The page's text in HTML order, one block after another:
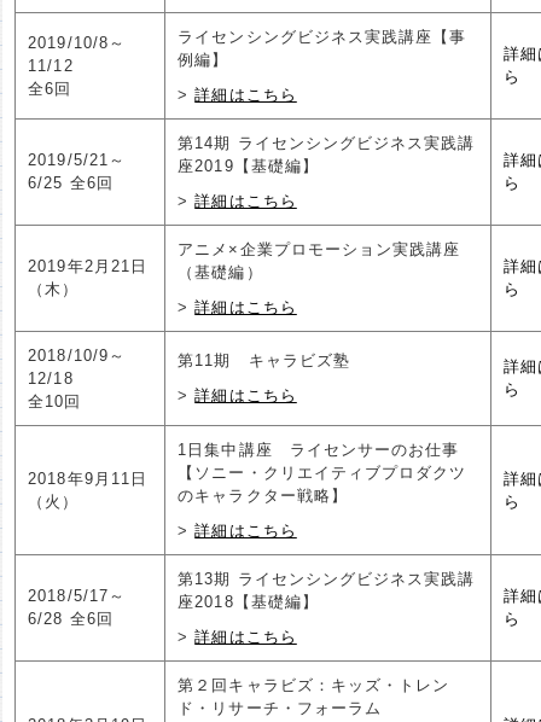
2019/10/8～
11/12
全6回
ライセンシングビジネス実践講座【事
例編】
詳細はこちら
詳
ら
2019/5/21～
6/25 全6回
第14期 ライセンシングビジネス実践講
座2019【基礎編】
詳細はこちら
詳
ら
2019年2月21日
（木）
アニメ×企業プロモーション実践講座
（基礎編）
詳細はこちら
詳
ら
2018/10/9～
12/18
全10回
第11期 キャラビズ塾
詳細はこちら
詳
ら
2018年9月11日
（火）
1日集中講座 ライセンサーのお仕事
【ソニー・クリエイティブプロダクツ
のキャラクター戦略】
詳細はこちら
詳
ら
2018/5/17～
6/28 全6回
第13期 ライセンシングビジネス実践講
座2018【基礎編】
詳細はこちら
詳
ら
第２回キャラビズ：キッズ・トレン
ド・リサーチ・フォーラム